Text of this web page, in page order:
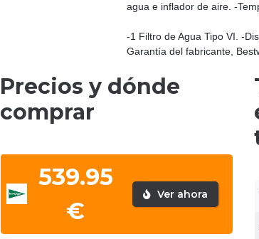
agua e inflador de aire. -
-1 Filtro de Agua Tipo VI. -
Garantía del fabricante,
Precios y dónde
comprar
539.95
€
Ver ahora